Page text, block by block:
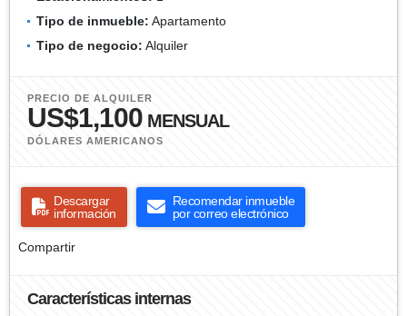
Tipo de inmueble: Apartamento
Tipo de negocio: Alquiler
PRECIO DE ALQUILER
US$1,100 MENSUAL
DÓLARES AMERICANOS
Descargar
información
Recomendar inmueble
por correo electrónico
Compartir
Características internas